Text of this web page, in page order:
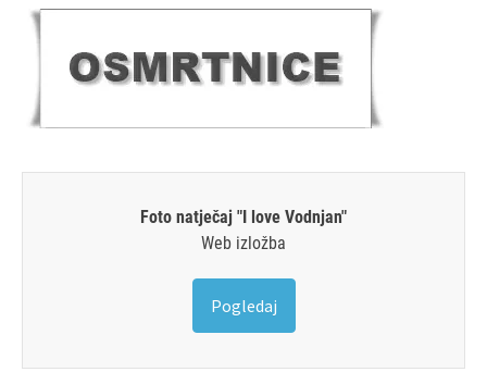
Foto natječaj "I love Vodnjan"
Web izložba
Pogledaj